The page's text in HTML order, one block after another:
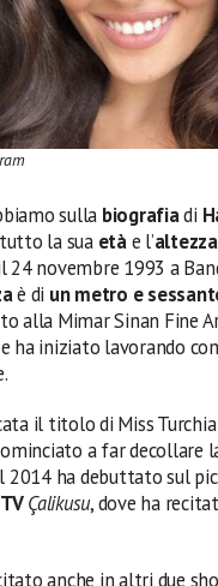
sulla biografiadi
la sua etàe l’altezza
24 novembre 1993 a
è di un metro e
alla Mimar Sinan Fine
ha iniziato lavorando
il titolo di Miss
a far decollare
2014 ha debuttato sul
Çalikusu, dove ha
anche in altri due